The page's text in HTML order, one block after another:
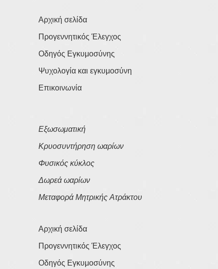
Αρχική σελίδα
Προγεννητικός Έλεγχος
Οδηγός Εγκυμοσύνης
Ψυχολογία και εγκυμοσύνη
Επικοινωνία
Εξωσωματική
Κρυοσυντήρηση ωαρίων
Φυσικός κύκλος
Δωρεά ωαρίων
Μεταφορά Μητρικής Ατράκτου
Αρχική σελίδα
Προγεννητικός Έλεγχος
Οδηγός Εγκυμοσύνης